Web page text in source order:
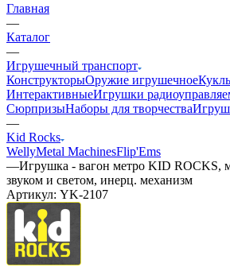
Главная
—
Каталог
—
Игрушечный транспорт
КонструкторыОружие игрушечное
ИнтерактивныеИгрушки
СюрпризыНаборы для творчества
—
Kid Rocks
WellyMetal MachinesFlip'Ems
—Игрушка - вагон метро KID ROCKS,
звуком и светом, инерц. механизм
Артикул: YK-2107